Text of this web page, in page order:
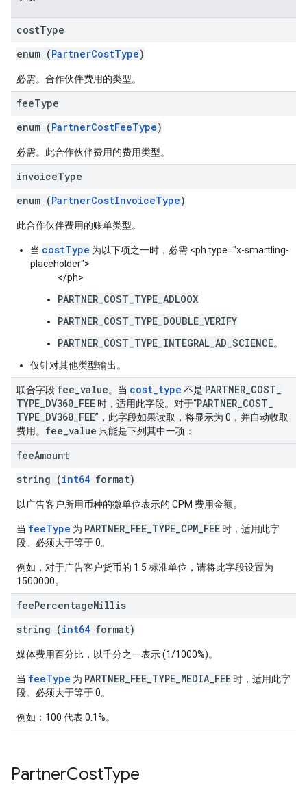
costType
enum (PartnerCostType)
必需。合作伙伴费用的类型。
feeType
enum (PartnerCostFeeType)
必需。此合作伙伴费用的费用类型。
invoiceType
enum (PartnerCostInvoiceType)
此合作伙伴费用的账单类型。
当 costType 为以下项之一时，必需 <ph type="x-smartling-
placeholder">
</ph>
PARTNER_COST_TYPE_ADLOOX
PARTNER_COST_TYPE_DOUBLE_VERIFY
PARTNER_COST_TYPE_INTEGRAL_AD_SCIENCE。
仅针对其他类型输出。
联合字段 fee value。当 cost_type 不是 PARTNER COST
TYPE DV360 FEE 时，适用此字段。对于“PARTNER COST
TYPE DV360 FEE”，此字段如果读取，将显示为 0，并自动收取
费用。 fee value 只能是下列其中一项：
feeAmount
string (int64 format)
以广告客户所用币种的微单位表示的 CPM 费用金额。
当 feeType 为 PARTNER_FEE_TYPE_CPM_FEE 时，适用此字
段。必须大于等于 0。
例如，对于广告客户货币的 1.5 标准单位，请将此字段设置为
1500000。
feePercentageMillis
string (int64 format)
媒体费用百分比，以千分之一表示 (1/1000%)。
当 feeType 为 PARTNER_FEE_TYPE_MEDIA_FEE 时，适用此字
段。必须大于等于 0。
例如：100 代表 0.1%。
PartnerCostType